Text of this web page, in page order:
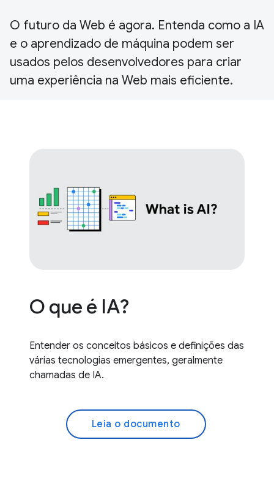
O futuro da Web é agora. Entenda como a IA
e o aprendizado de máquina podem ser
usados pelos desenvolvedores para criar
uma experiência na Web mais eficiente.
O que é IA?
Entender os conceitos básicos e definições das
várias tecnologias emergentes, geralmente
chamadas de IA.
Leia o documento